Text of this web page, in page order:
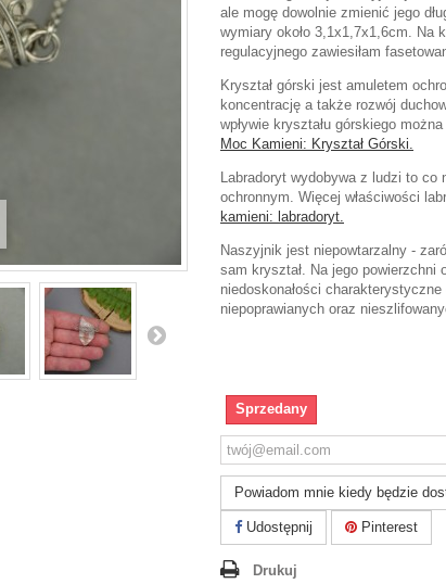
ale mogę dowolnie zmienić jego
wymiary około 3,1x1,7x1,6cm. Na
regulacyjnego zawiesiłam
Kryształ górski jest amuletem
koncentrację a także rozwój
wpływie kryształu górskiego
Moc Kamieni: Kryształ Górski.
Labradoryt wydobywa z ludzi to co
ochronnym. Więcej właściwości
kamieni: labradoryt.
Naszyjnik jest niepowtarzalny -
sam kryształ. Na jego powierzchni
niedoskonałości charakterystyczne
niepoprawianych oraz
Sprzedany
Powiadom mnie kiedy będzie
Udostępnij Pinterest
Drukuj